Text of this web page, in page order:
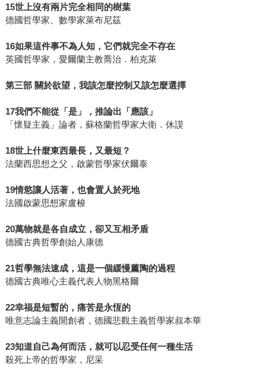
15世上沒有兩片完全相同的樹葉
德國哲學家、數學家萊布尼茲
16如果這件事不為人知，它們就完全不存在
英國哲學家，愛爾蘭主教喬治．柏克萊
第三部 關於欲望，我該怎麼控制又該怎麼選擇
17我們不能從「是」，推論出「應該」
「懷疑主義」論者，蘇格蘭哲學家大衛．休謨
18世上什麼東西最長，又最短？
法蘭西思想之父，啟蒙哲學家伏爾泰
19情慾讓人活著，也會置人於死地
法國啟蒙思想家盧梭
20萬物就是各自成立，卻又互相矛盾
德國古典哲學創始人康德
21哲學無法速成，這是一個緩慢薰陶的過程
德國古典唯心主義代表人物黑格爾
22幸福是短暫的，痛苦是永恆的
唯意志論主義開創者，德國悲觀主義哲學家叔本華
23知道自己為何而活，就可以忍受任何一種生活
殺死上帝的哲學家，尼采